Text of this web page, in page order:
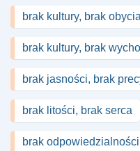
brak kultury, brak obycia
brak kultury, brak
brak jasności, brak
brak litości, brak serca
brak